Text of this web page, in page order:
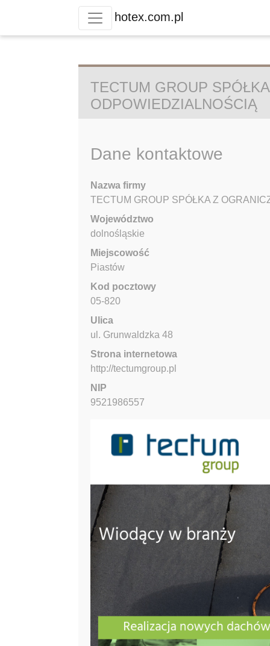
hotex.com.pl
TECTUM GROUP
ODPOWIEDZIALNOŚCIĄ
Dane kontaktowe
Nazwa firmy
TECTUM GROUP SPÓŁKA Z
Województwo
dolnośląskie
Miejscowość
Piastów
Kod pocztowy
05-820
Ulica
ul. Grunwaldzka 48
Strona internetowa
http://tectumgroup.pl
NIP
9521986557